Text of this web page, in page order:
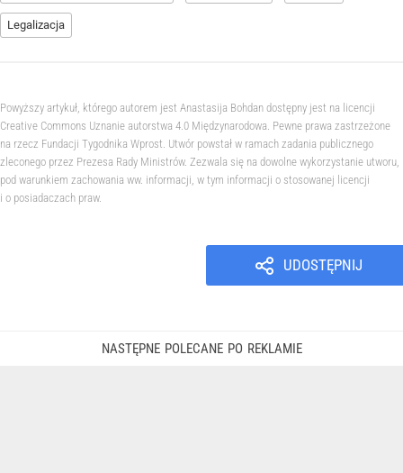
Legalizacja
Powyższy artykuł, którego autorem jest Anastasija Bohdan dostępny jest na licencji
Creative Commons Uznanie autorstwa 4.0 Międzynarodowa. Pewne prawa zastrzeżone
na rzecz Fundacji Tygodnika Wprost. Utwór powstał w ramach zadania publicznego
zleconego przez Prezesa Rady Ministrów. Zezwala się na dowolne wykorzystanie utworu,
pod warunkiem zachowania ww. informacji, w tym informacji o stosowanej licencji
i o posiadaczach praw.
UDOSTĘPNIJ